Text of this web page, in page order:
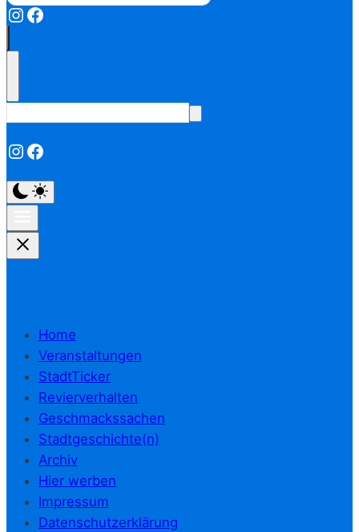
Instagram
Facebook
Instagram
Facebook
Home
Veranstaltungen
StadtTicker
Revierverhalten
Geschmackssachen
Stadtgeschichte(n)
Archiv
Hier werben
Impressum
Datenschutzerklärung